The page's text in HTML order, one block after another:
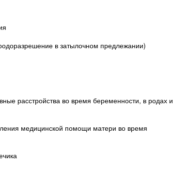
в затылочном предлежании)
расстройства во время беременности, в родах и
медицинской помощи матери во время